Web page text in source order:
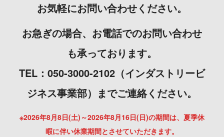
お気軽にお問い合わせください。
お急ぎの場合、お電話でのお問い合わせ
も承っております。
TEL：050-3000-2102（インダストリービ
ジネス事業部）までご連絡ください。
※2026年8月8日(土)～2026年8月16日(日)の期間は、夏季休
暇に伴い休業期間とさせていただきます。